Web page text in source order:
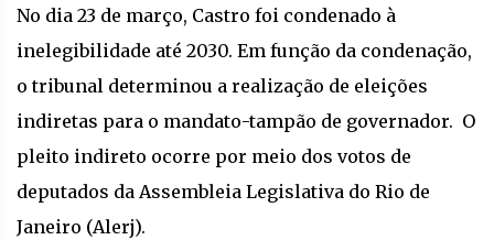
No dia 23 de março, Castro foi condenado à
inelegibilidade até 2030. Em função da condenação,
o tribunal determinou a realização de eleições
indiretas para o mandato-tampão de governador. O
pleito indireto ocorre por meio dos votos de
deputados da Assembleia Legislativa do Rio de
Janeiro (Alerj).